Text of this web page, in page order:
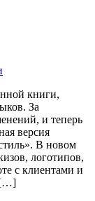
книги,
За
и теперь
версия
В новом
логотипов,
с клиентами и
[…]